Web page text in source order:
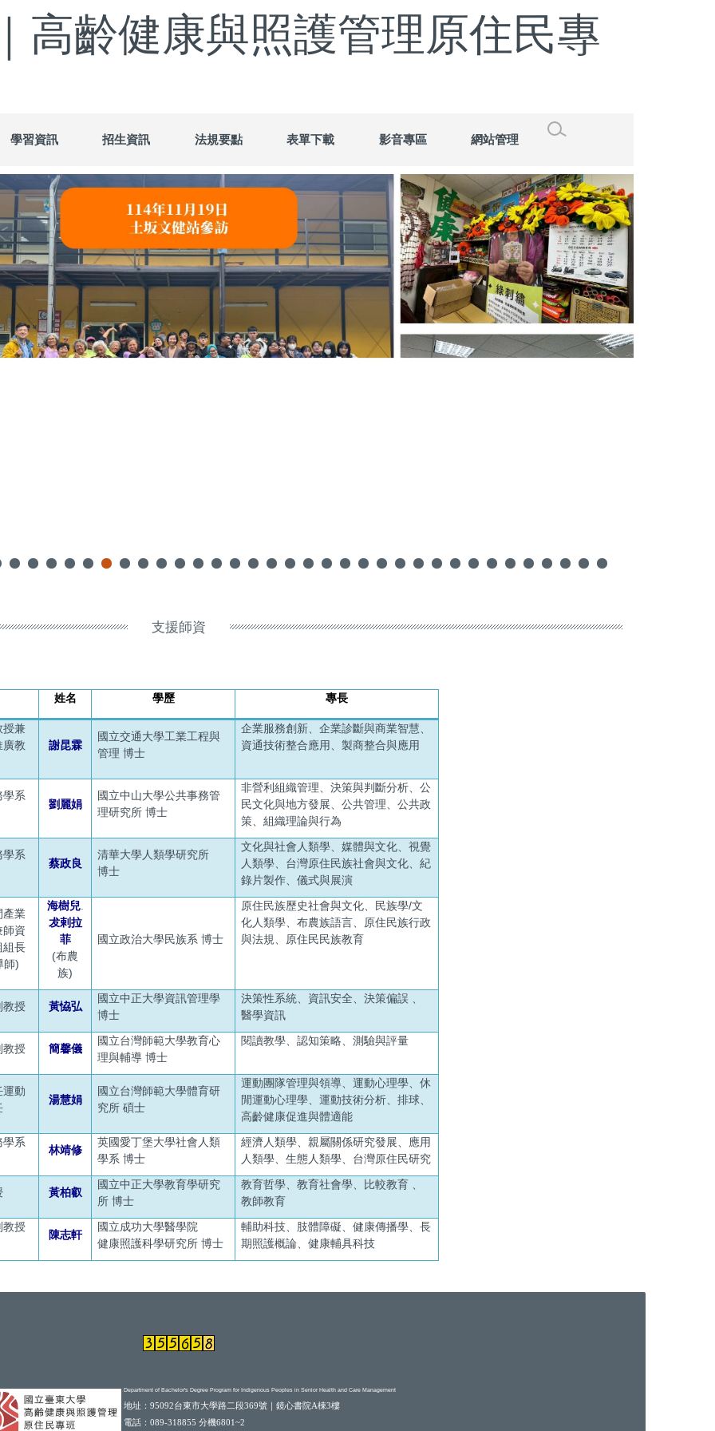
高齡健康與照護管理原住民專
學習資訊 招生資訊 法規要點 表單下載 影音專區 網站管理
支援師資
姓名 學歷 專長
授兼
廣教
謝昆霖
國立交通大學工業工程與
管理 博士
企業服務創新、企業診斷與商業智慧、
資通技術整合應用、製商整合與應用
學系
劉麗娟
國立中山大學公共事務管
理研究所 博士
非營利組織管理、決策與判斷分析、公
民文化與地方發展、公共管理、公共政
策、組織理論與行為
學系
蔡政良
清華大學人類學研究所
博士
文化與社會人類學、媒體與文化、視覺
人類學、台灣原住民族社會與文化、紀
錄片製作、儀式與展演
產業
師資
組長
師)
海樹兒.
犮剌拉
菲
(布農
族)
國立政治大學民族系 博士
原住民族歷史社會與文化、民族學/文
化人類學、布農族語言、原住民族行政
與法規、原住民民族教育
教授 黃恊弘
國立中正大學資訊管理學
博士
決策性系統、資訊安全、決策偏誤 、
醫學資訊
教授 簡馨儀
國立台灣師範大學教育心
理與輔導 博士
閱讀教學、認知策略、測驗與評量
運動
湯慧娟
國立台灣師範大學體育研
究所 碩士
運動團隊管理與領導、運動心理學、休
閒運動心理學、運動技術分析、排球、
高齡健康促進與體適能
學系
林靖修
英國愛丁堡大學社會人類
學系 博士
經濟人類學、親屬關係研究發展、應用
人類學、生態人類學、台灣原住民研究
黃柏叡
國立中正大學教育學研究
所 博士
教育哲學、教育社會學、比較教育 、
教師教育
教授
陳志軒
國立成功大學醫學院
健康照護科學研究所 博士
輔助科技、肢體障礙、健康傳播學、長
期照護概論、健康輔具科技
Department of Bachelor's Degree Program for Indigenous Peoples in Senior Health and Care Management
地址 ： 95092台東市大學路二段369號｜鏡心書院A棟3樓
電話：089-318855 分機6801~2